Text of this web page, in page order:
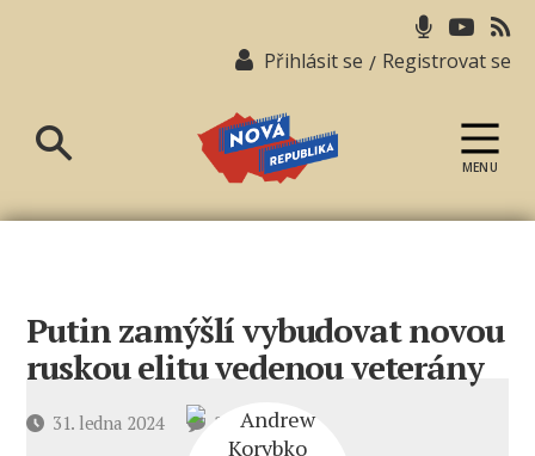
Přihlásit se / Registrovat se
republika
MENU
Putin zamýšlí vybudovat novou
ruskou elitu vedenou veterány
Datum31. ledna 2024 2 komentářeu